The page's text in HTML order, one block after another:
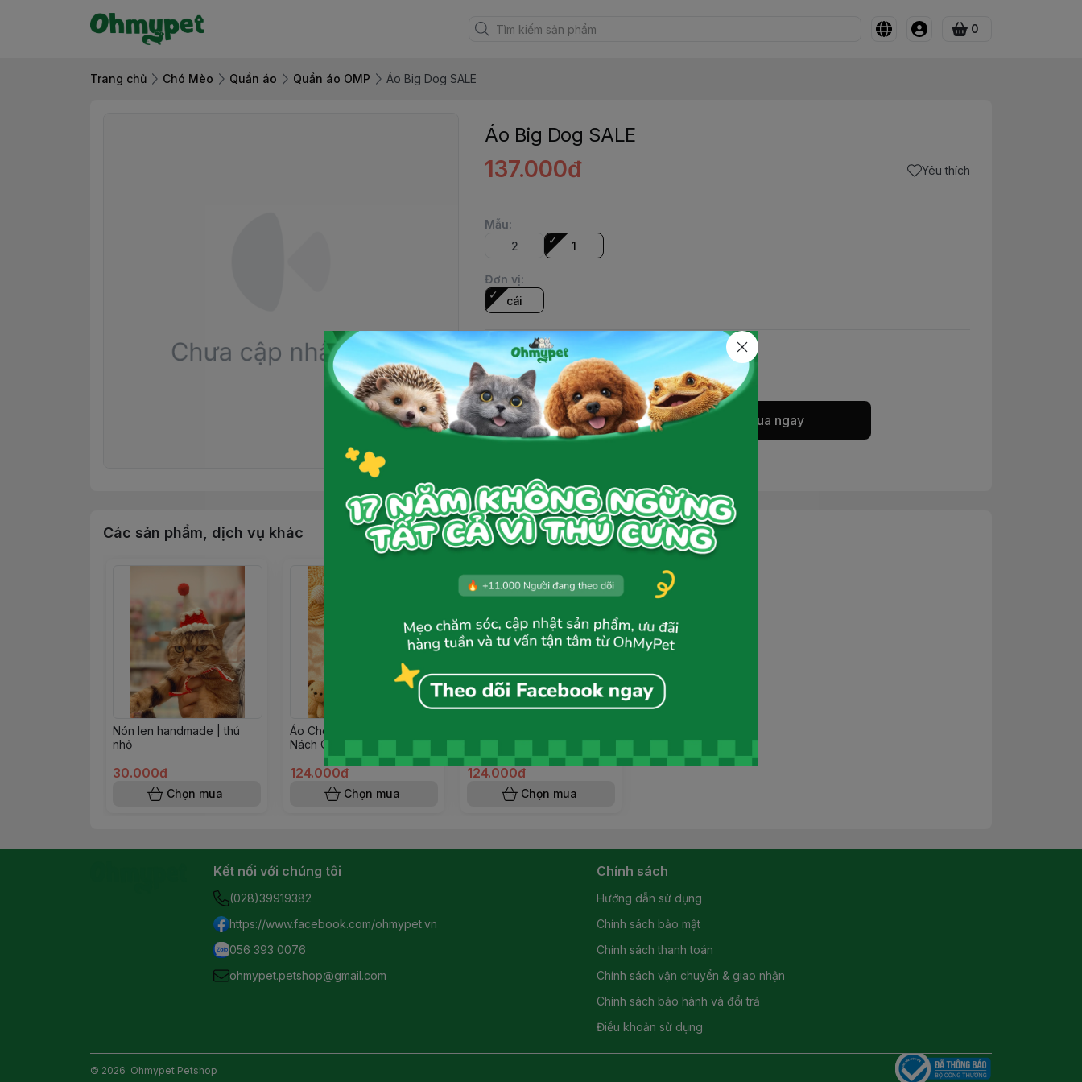
0
Trang chủ Chó Mèo Quần áo Quần áo OMP Áo Big Dog SALE
Áo Big Dog SALE
137.000đ Yêu thích
Mẫu:
2
1
Đơn vị:
cái
Số lượng
Thêm giỏ hàng Mua ngay
Các sản phẩm, dịch vụ khác
Nón len handmade | thú
nhỏ
30.000đ
Chọn mua
Áo Cho Thú Cưng : Áo Sát
Nách Cam Carot
124.000đ
Chọn mua
Nách Xanh Cute
124.000đ
Chọn mua
Kết nối với chúng tôi
(028)39919382
https://www.facebook.com/ohmypet.vn
056 393 0076
ohmypet.petshop@gmail.com
Chính sách
Hướng dẫn sử dụng
Chính sách bảo mật
Chính sách thanh toán
Chính sách vận chuyển & giao nhận
Chính sách bảo hành và đổi trả
Điều khoản sử dụng
© 2026 Ohmypet Petshop